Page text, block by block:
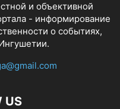
и объективной
- информирование
о событиях,
US